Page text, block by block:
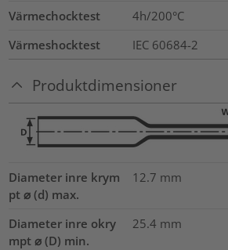
Värmechocktest
4h/200°C
Värmeshocktest
IEC 60684-2
Produktdimensioner
Diameter inre krym
pt ⌀ (d) max.
12.7 mm
Diameter inre okry
mpt ⌀ (D) min.
25.4 mm